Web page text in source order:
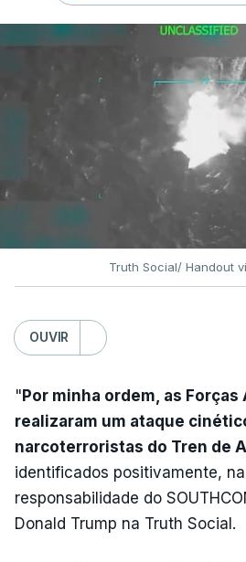
Truth Social/ Handout
OUVIR
"Por minha ordem, as Forças
realizaram um ataque
narcoterroristas do Tren de
identificados positivamente,
responsabilidade do
Donald Trump na Truth Social.